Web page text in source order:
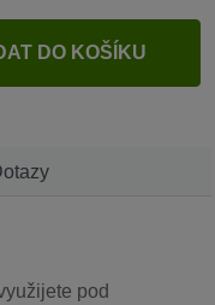
DO KOŠÍKU
pod